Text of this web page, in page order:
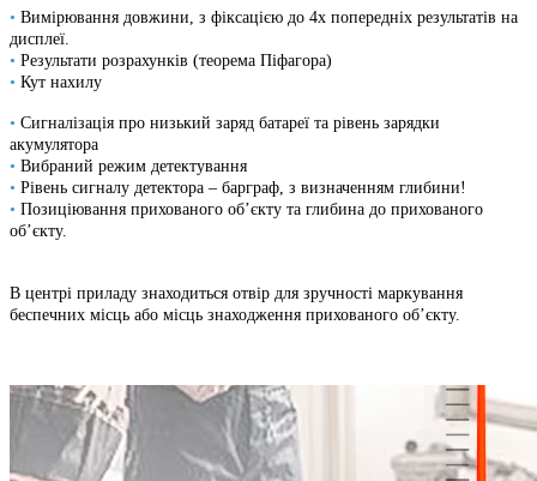
• Вимірювання довжини, з фіксацією до 4х попередніх результатів на
дисплеї.
• Результати розрахунків (теорема Піфагора)
• Кут нахилу
• Сигналізація про низький заряд батареї та рівень зарядки
акумулятора
• Вибраний режим детектування
• Рівень сигналу детектора – барграф, з визначенням глибини!
• Позиціювання прихованого об’єкту та глибина до прихованого
об’єкту.
В центрі приладу знаходиться отвір для зручності маркування
беспечних місць або місць знаходження прихованого об’єкту.